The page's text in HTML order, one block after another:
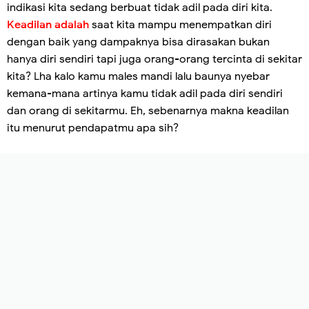
indikasi kita sedang berbuat tidak adil pada diri kita.
Keadilan adalah saat kita mampu menempatkan diri
dengan baik yang dampaknya bisa dirasakan bukan
hanya diri sendiri tapi juga orang-orang tercinta di sekitar
kita? Lha kalo kamu males mandi lalu baunya nyebar
kemana-mana artinya kamu tidak adil pada diri sendiri
dan orang di sekitarmu. Eh, sebenarnya makna keadilan
itu menurut pendapatmu apa sih?